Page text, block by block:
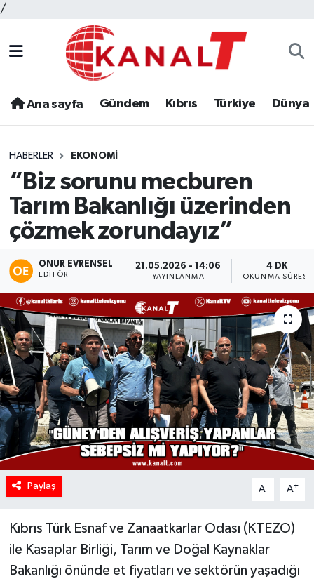
/
Ana sayfa Gündem Kıbrıs Türkiye Dünya
HABERLER EKONOMI
“Biz sorunu mecburen
Tarım Bakanlığı üzerinden
çözmek zorundayız”
ONUR EVRENSEL
EDITÖR
21.05.2026 - 14:06
YAYINLANMA
4 DK
OKUNMA SÜRESI
Paylaş A- A+
Kıbrıs Türk Esnaf ve Zanaatkarlar Odası (KTEZO)
ile Kasaplar Birliği, Tarım ve Doğal Kaynaklar
Bakanlığı önünde et fiyatları ve sektörün yaşadığı